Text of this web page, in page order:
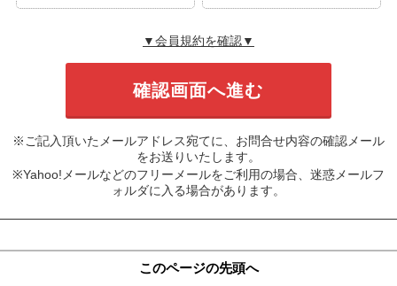
▼会員規約を確認▼
※ご記入頂いたメールアドレス宛てに、お問合せ内容の確認メール
をお送りいたします。
※Yahoo!メールなどのフリーメールをご利用の場合、迷惑メールフ
ォルダに入る場合があります。
このページの先頭へ